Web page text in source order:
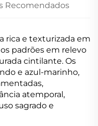
Recomendados
rica e texturizada em
padrões em relevo
cintilante. Os
e azul-marinho,
atemporal,
sagrado e